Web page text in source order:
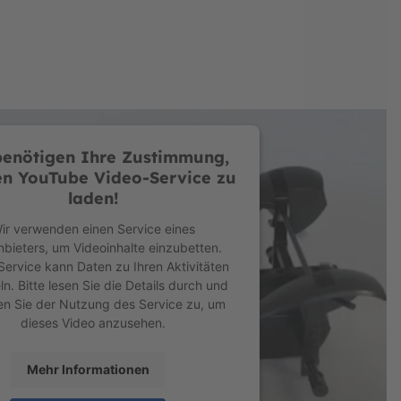
Fahrzeit noch mehr genießen. Ganz gleich,
für dich noch leichter, entspannter und
sicher auf der Straße liegt.
die Sitzverstellung benötigt man keine 10
erst dann wieder in den Vorwärts- oder
während du den Berg hinunter fährst
Ihre Zustimmung,
YouTube Video-Service zu
laden!
verwenden einen Service eines
um Videoinhalte einzubetten.
kann Daten zu Ihren Aktivitäten
Bitte lesen Sie die Details durch und
Sie der Nutzung des Service zu, um
dieses Video anzusehen.
Mehr Informationen